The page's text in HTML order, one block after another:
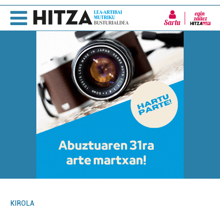
Sartu
KIROLA